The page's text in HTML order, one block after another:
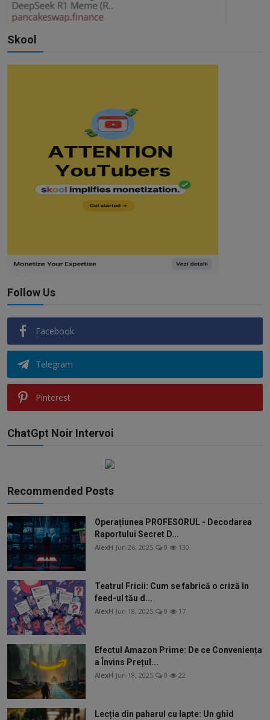
Skool
Follow Us
Facebook
Telegram
Pinterest
ChatGpt Noir Intervoi
Recommended Posts
Operațiunea PROFESORUL - Decodarea
Raportului Secret D...
AlexH Jun 26, 2025 0 130
Teatrul Fricii: Cum se fabrică o criză în
feed-ul tău d...
AlexH Jun 18, 2025 0 17
Efectul Amazon Prime: De ce Conveniența
a Învins Prețul...
AlexH Jun 18, 2025 0 22
Lecția din paharul cu lapte: Un ghid